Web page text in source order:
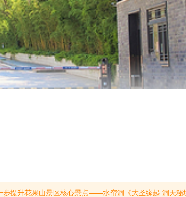
迎随时拨打官方服务热线：0518-85723837。(提示有效期2026/6/9至2026/12/31)【公告】尊敬的游客朋友：因观光索道、九龙云道等项目施工，九龙桥至三元宫游步道全线封闭。封闭时间：即日起至2026年8月7日；封闭范围：九龙桥至三元宫全线游步道。封闭期间，该路段将暂停一切车辆